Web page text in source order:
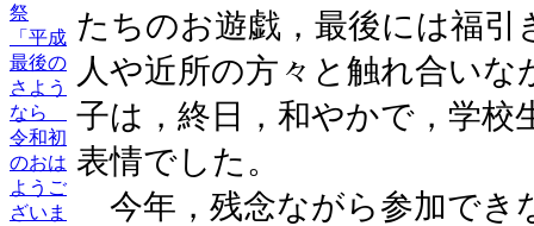
祭
「平成
最後の
さよう
なら
令和初
のおは
ようご
ざいま
たちのお遊戯，最後には福
人や近所の方々と触れ合い
子は，終日，和やかで，学校
表情でした。
今年，残念ながら参加でき